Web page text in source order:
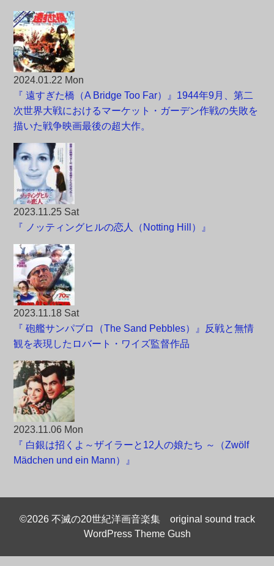
2024.01.22 Mon
『 遠すぎた橋（A Bridge Too Far）』1944年9月、第二
次世界大戦におけるマーケット・ガーデン作戦の失敗を
描いた戦争映画最後の超大作。
2023.11.25 Sat
『 ノッティングヒルの恋人（Notting Hill）』
2023.11.18 Sat
『 砲艦サンパブロ（The Sand Pebbles）』反戦と無情
観を表現したロバート・ワイズ監督作品
2023.11.06 Mon
『 白銀は招くよ～ザイラーと12人の娘たち ～（Zwölf
Mädchen und ein Mann）』
©2026 不滅の20世紀洋画音楽集 original sound track
WordPress Theme Gush